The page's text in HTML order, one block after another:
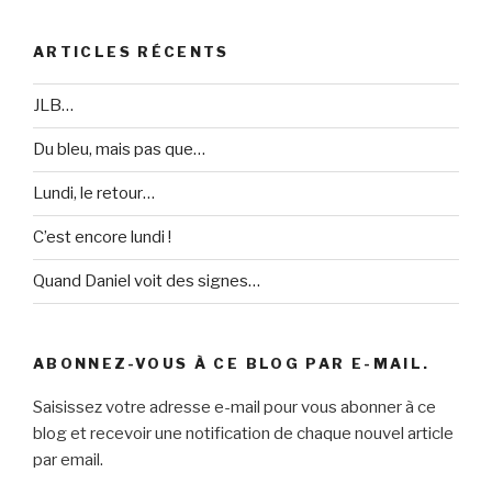
ARTICLES RÉCENTS
JLB…
Du bleu, mais pas que…
Lundi, le retour…
C’est encore lundi !
Quand Daniel voit des signes…
ABONNEZ-VOUS À CE BLOG PAR E-MAIL.
Saisissez votre adresse e-mail pour vous abonner à ce
blog et recevoir une notification de chaque nouvel article
par email.